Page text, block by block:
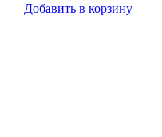
Добавить в корзину